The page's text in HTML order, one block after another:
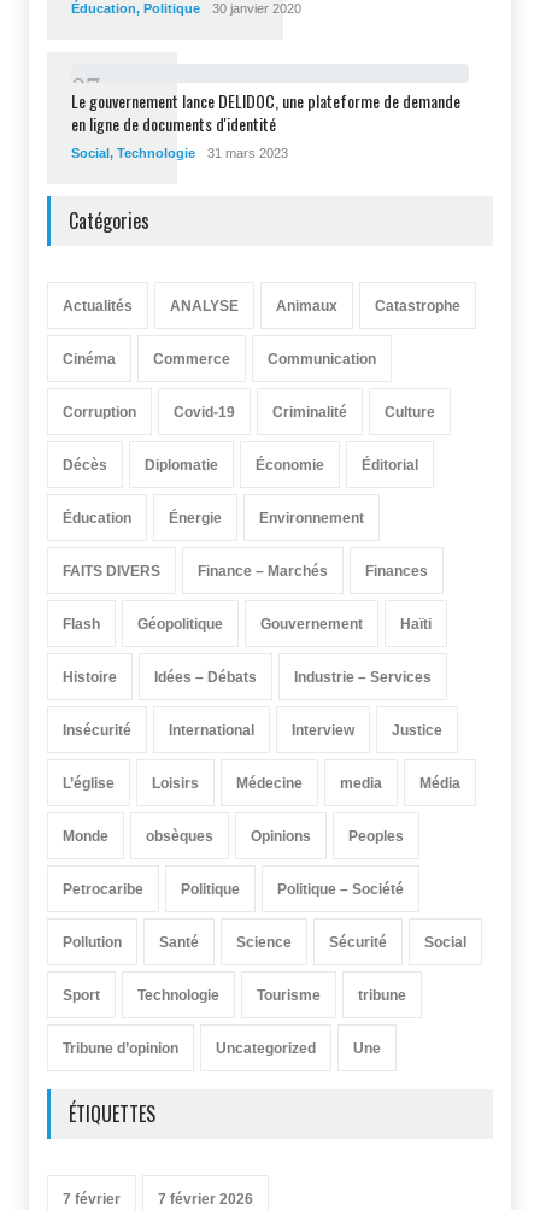
Éducation, Politique 30 janvier 2020
87
Le gouvernement lance DELIDOC, une plateforme de demande
en ligne de documents d'identité
Social , Technologie 31 mars 2023
Catégories
Actualités ANALYSE Animaux Catastrophe
Cinéma Commerce Communication
Corruption Covid-19 Criminalité Culture
Décès Diplomatie Économie Éditorial
Éducation Énergie Environnement
FAITS DIVERS Finance – Marchés Finances
Flash Géopolitique Gouvernement Haïti
Histoire Idées – Débats Industrie – Services
Insécurité International Interview Justice
L’église Loisirs Médecine media Média
Monde obsèques Opinions Peoples
Petrocaribe Politique Politique – Société
Pollution Santé Science Sécurité Social
Sport Technologie Tourisme tribune
Tribune d’opinion Uncategorized Une
ÉTIQUETTES
7 février 7 février 2026